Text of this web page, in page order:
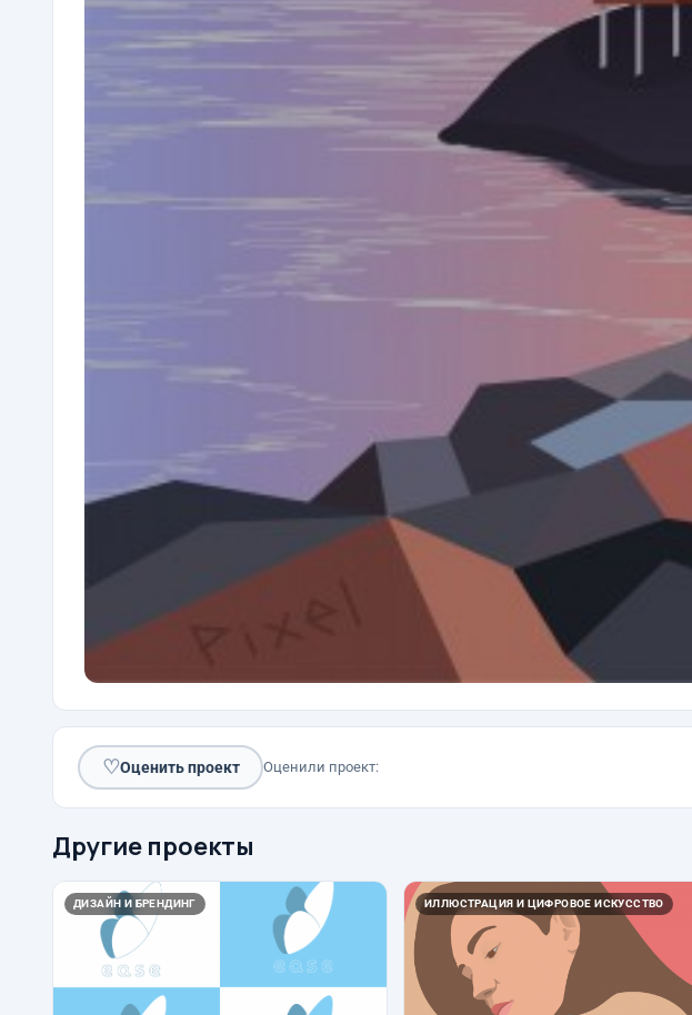
♡Оценить проект Оценили проект:
Другие проекты
ДИЗАЙН И БРЕНДИНГ ИЛЛЮСТРАЦИЯ И ЦИФРОВОЕ ИСКУССТВО